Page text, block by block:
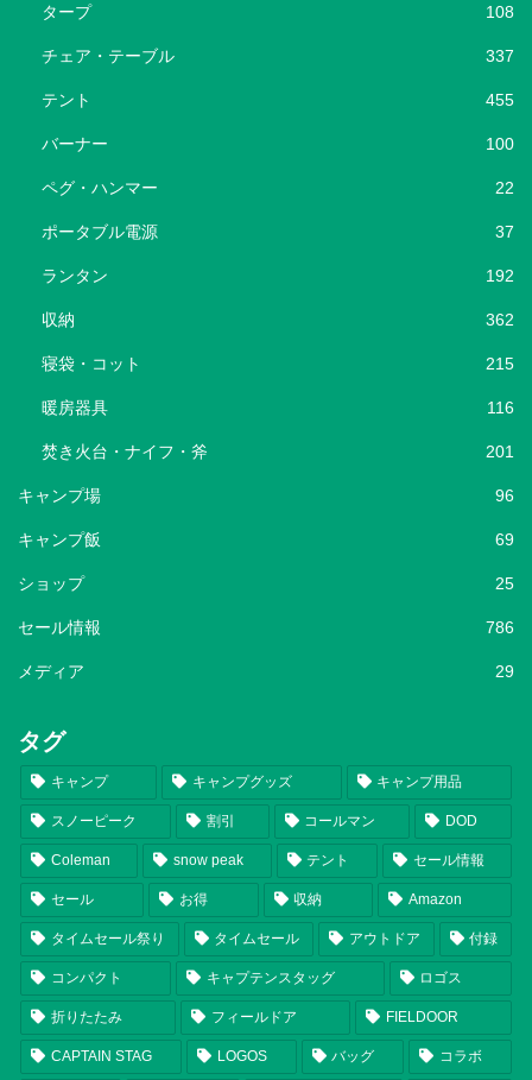
タープ 108
チェア・テーブル 337
テント 455
バーナー 100
ペグ・ハンマー 22
ポータブル電源 37
ランタン 192
収納 362
寝袋・コット 215
暖房器具 116
焚き火台・ナイフ・斧 201
キャンプ場 96
キャンプ飯 69
ショップ 25
セール情報 786
メディア 29
タグ
キャンプ キャンプグッズ キャンプ用品
スノーピーク 割引 コールマン DOD
Coleman snow peak テント セール情報
セール お得 収納 Amazon
タイムセール祭り タイムセール アウトドア 付録
コンパクト キャプテンスタッグ ロゴス
折りたたみ フィールドア FIELDOOR
CAPTAIN STAG LOGOS バッグ コラボ